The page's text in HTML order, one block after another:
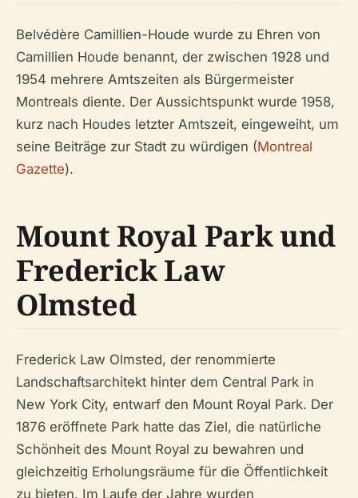
Belvédère Camillien-Houde wurde zu Ehren von
Camillien Houde benannt, der zwischen 1928 und
1954 mehrere Amtszeiten als Bürgermeister
Montreals diente. Der Aussichtspunkt wurde 1958,
kurz nach Houdes letzter Amtszeit, eingeweiht, um
seine Beiträge zur Stadt zu würdigen (Montreal
Gazette).
Mount Royal Park und
Frederick Law
Olmsted
Frederick Law Olmsted, der renommierte
Landschaftsarchitekt hinter dem Central Park in
New York City, entwarf den Mount Royal Park. Der
1876 eröffnete Park hatte das Ziel, die natürliche
Schönheit des Mount Royal zu bewahren und
gleichzeitig Erholungsräume für die Öffentlichkeit
zu bieten. Im Laufe der Jahre wurden